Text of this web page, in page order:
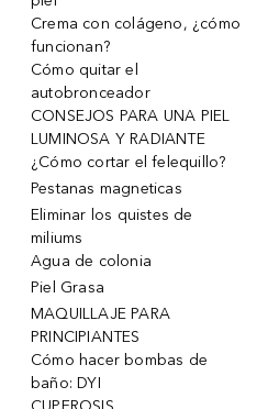
Crema con colágeno, ¿cómo
funcionan?
Cómo quitar el
autobronceador
CONSEJOS PARA UNA PIEL
LUMINOSA Y RADIANTE
¿Cómo cortar el felequillo?
Pestanas magneticas
Eliminar los quistes de
miliums
Agua de colonia
Piel Grasa
MAQUILLAJE PARA
PRINCIPIANTES
Cómo hacer bombas de
baño: DYI